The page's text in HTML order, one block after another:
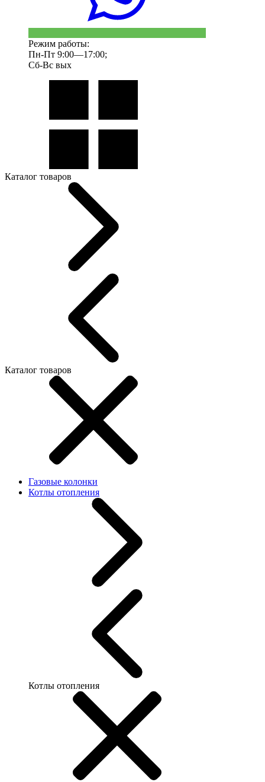
Режим работы:
Пн-Пт 9:00—17:00;
Сб-Вс вых
Каталог товаров
Каталог товаров
Газовые колонки
Котлы отопления
Котлы отопления